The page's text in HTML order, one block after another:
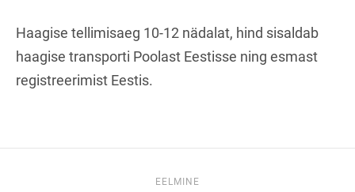
Haagise tellimisaeg 10-12 nädalat, hind sisaldab
haagise transporti Poolast Eestisse ning esmast
registreerimist Eestis.
EELMINE